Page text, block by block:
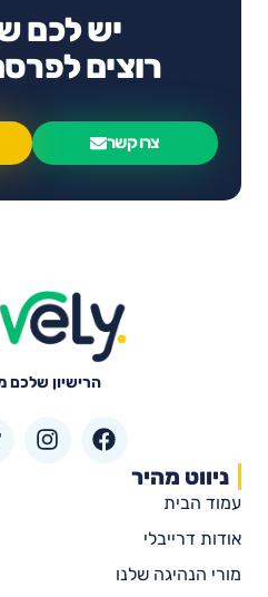
יש לכם
רוצים
צרו קשר
הרישיון שלכם
ניווט מהיר
עמוד הבית
אודות דרייבלי
מורי הנהיגה שלנו